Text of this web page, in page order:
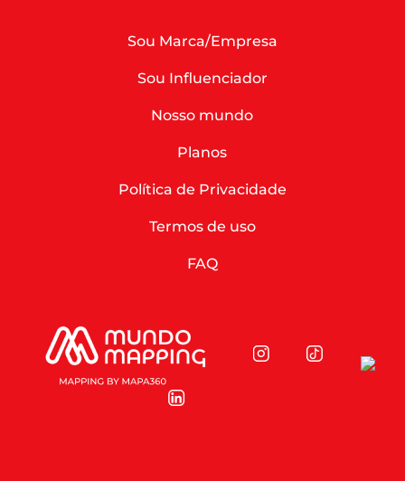
Sou Marca/Empresa
Sou Influenciador
Nosso mundo
Planos
Política de Privacidade
Termos de uso
FAQ